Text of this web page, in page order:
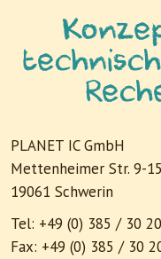
PLANET IC GmbH
Mettenheimer Str. 9-15
19061 Schwerin
Tel: +49 (0) 385 / 30
Fax: +49 (0) 385 / 30